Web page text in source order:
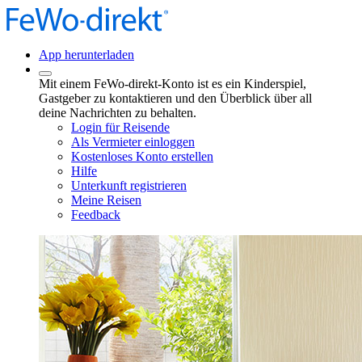
App herunterladen
Mit einem FeWo-direkt-Konto ist es ein Kinderspiel,
Gastgeber zu kontaktieren und den Überblick über all
deine Nachrichten zu behalten.
Login für Reisende
Als Vermieter einloggen
Kostenloses Konto erstellen
Hilfe
Unterkunft registrieren
Meine Reisen
Feedback